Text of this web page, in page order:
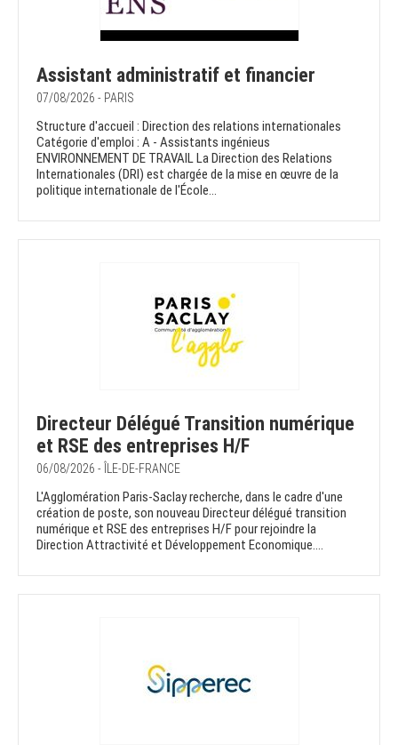
Assistant administratif et financier
07/08/2026 - PARIS
Structure d'accueil : Direction des relations internationales
Catégorie d'emploi : A - Assistants ingénieus
ENVIRONNEMENT DE TRAVAIL La Direction des Relations
Internationales (DRI) est chargée de la mise en œuvre de la
politique internationale de l'École...
Directeur Délégué Transition numérique
et RSE des entreprises H/F
06/08/2026 - ÎLE-DE-FRANCE
L'Agglomération Paris-Saclay recherche, dans le cadre d'une
création de poste, son nouveau Directeur délégué transition
numérique et RSE des entreprises H/F pour rejoindre la
Direction Attractivité et Développement Economique....